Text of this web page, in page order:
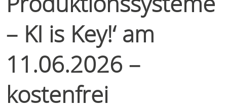
– KI is Key!‘ am
11.06.2026 –
kostenfrei